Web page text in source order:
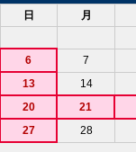
日
月
6
7
13
14
20
21
27
28